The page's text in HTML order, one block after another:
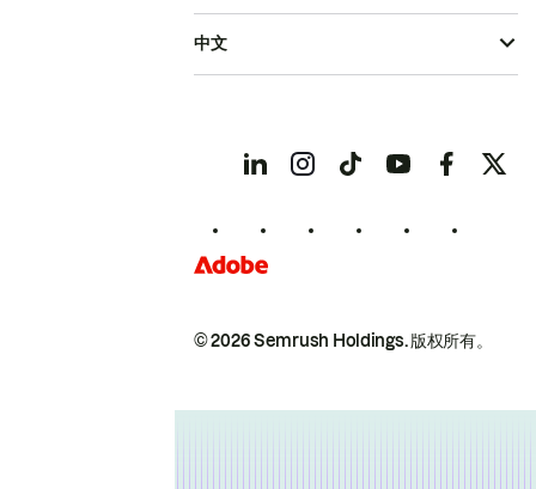
© 2026 Semrush Holdings.版权所有。
中文